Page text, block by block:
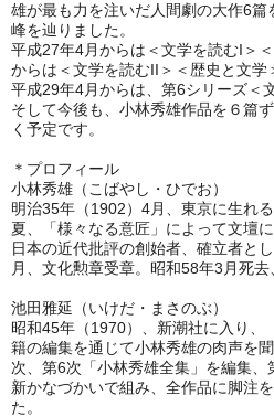
雄が最も力を注いだ人間劇の大作6
峰を辿りました。
平成27年4月からは＜文学を読むI＞
からは＜文学を読むII＞＜歴史と文学
平成29年4月からは、第6シリーズ＜
そして今後も、小林秀雄作品を６篇
く予定です。
＊プロフィール
小林秀雄（こばやし・ひでお）
明治35年（1902）4月、東京に生れ
夏、「様々なる意匠」によって文壇
日本の近代批評の創始者、確立者と
月、文化勲章受章。昭和58年3月死去
池田雅延（いけだ・まさのぶ）
昭和45年（1970）、新潮社に入り、
籍の編集を通じて小林秀雄の肉声を
次、第6次「小林秀雄全集」を編集、
新かなづかいで組み、全作品に脚注
た。